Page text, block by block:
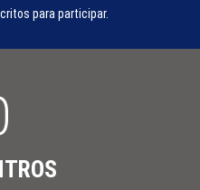
para participar.